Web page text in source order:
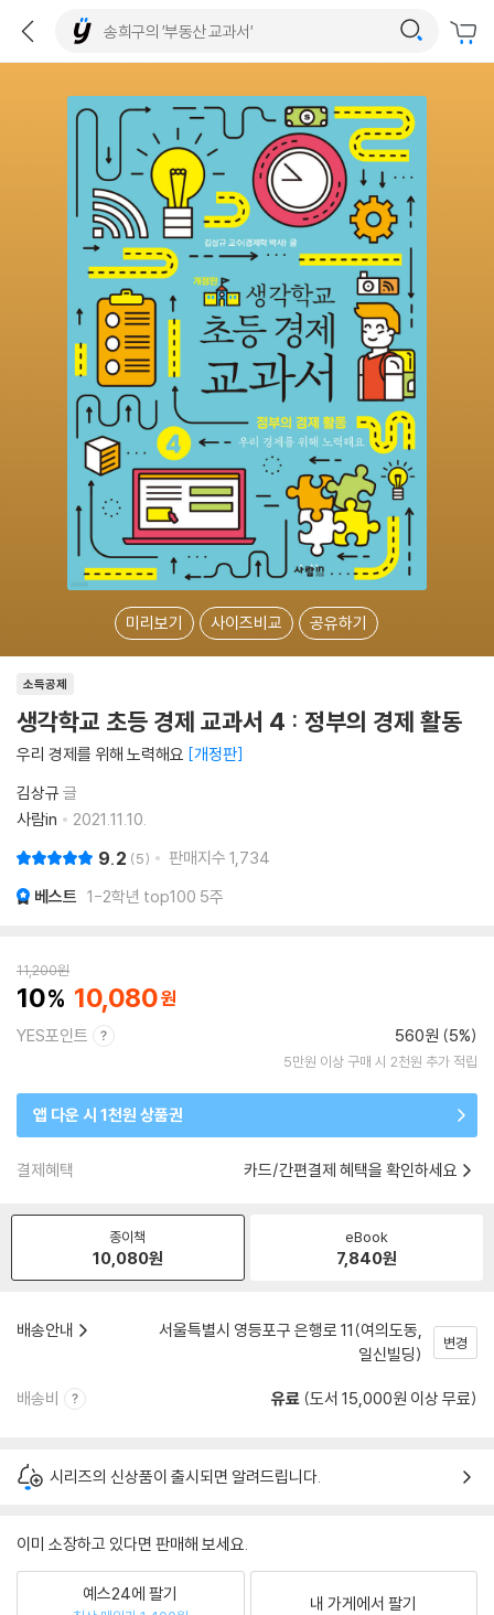
미리보기 사이즈비교 공유하기
소득공제
생각학교 초등 경제 교과서 4 : 정부의 경제 활동
우리 경제를 위해 노력해요 개정판
김상규 글
사람in
2021.11.10.
9.2 5 판매지수 1,734
베스트 1-2학년 top100 5주
11,200원
10 10,080
YES포인트 560원 (5%)
5만원 이상 구매 시 2천원 추가 적립
앱 다운 시 1천원 상품권
결제혜택 카드/간편결제 혜택을 확인하세요
종이책
10,080원
eBook
7,840원
배송안내
서울특별시 영등포구 은행로 11(여의도동,
일신빌딩)
변경
배송비 유료 (도서 15,000원 이상 무료)
시리즈의 신상품이 출시되면 알려드립니다.
이미 소장하고 있다면 판매해 보세요.
예스24에 팔기 내 가게에서 팔기